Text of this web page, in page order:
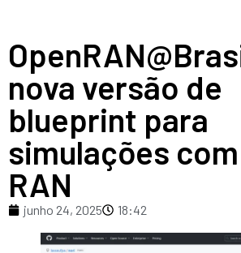
nova versão de
blueprint para
simulações
RAN
junho 24, 2025 18:42